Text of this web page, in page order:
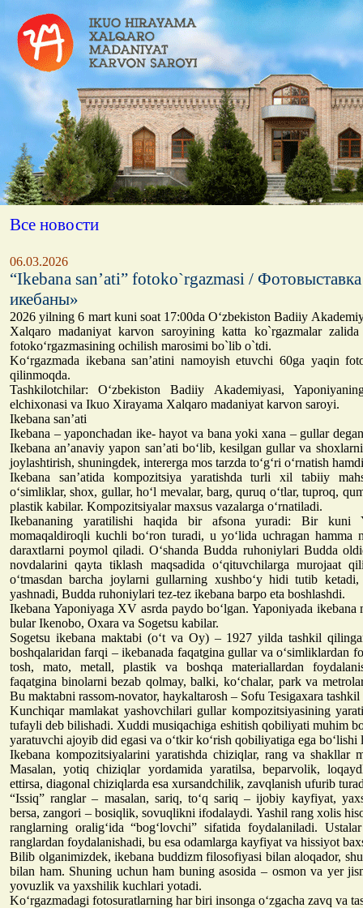
Все новости
06.03.2026
“Ikebana san’ati” fotoko`rgazmasi /
икебаны»
2026 yilning 6 mart kuni soat 17:00da O‘zbekiston Badiiy
Xalqaro madaniyat karvon saroyining katta ko`rgazmalar zalida
fotoko‘rgazmasining ochilish marosimi bo`lib o`tdi.
Ko‘rgazmada ikebana san’atini namoyish etuvchi 60ga yaqin
qilinmoqda.
Tashkilotchilar: O‘zbekiston Badiiy Akademiyasi,
elchixonasi va Ikuo Xirayama Xalqaro madaniyat karvon saroyi.
Ikebana san’ati
Ikebana – yaponchadan ike- hayot va bana yoki xana – gullar
Ikebana an’anaviy yapon san’ati bo‘lib, kesilgan gullar va
joylashtirish, shuningdek, intererga mos tarzda to‘g‘ri o‘rnatish
Ikebana san’atida kompozitsiya yaratishda turli xil tabiiy
o‘simliklar, shox, gullar, ho‘l mevalar, barg, quruq o‘tlar, tuproq,
plastik kabilar. Kompozitsiyalar maxsus vazalarga o‘rnatiladi.
Ikebananing yaratilishi haqida bir afsona yuradi: Bir kuni
momaqaldiroqli kuchli bo‘ron turadi, u yo‘lida uchragan hamma
daraxtlarni poymol qiladi. O‘shanda Budda ruhoniylari Budda
novdalarini qayta tiklash maqsadida o‘qituvchilarga murojaat
o‘tmasdan barcha joylarni gullarning xushbo‘y hidi tutib
yashnadi, Budda ruhoniylari tez-tez ikebana barpo eta boshlashdi.
Ikebana Yaponiyaga XV asrda paydo bo‘lgan. Yaponiyada ikebana
bular Ikenobo, Oxara va Sogetsu kabilar.
Sogetsu ikebana maktabi (o‘t va Oy) – 1927 yilda tashkil
boshqalaridan farqi – ikebanada faqatgina gullar va o‘simliklardan
tosh, mato, metall, plastik va boshqa materiallardan
faqatgina binolarni bezab qolmay, balki, ko‘chalar, park va
Bu maktabni rassom-novator, haykaltarosh – Sofu Tesigaxara
Kunchiqar mamlakat yashovchilari gullar kompozitsiyasining
tufayli deb bilishadi. Xuddi musiqachiga eshitish qobiliyati muhim
yaratuvchi ajoyib did egasi va o‘tkir ko‘rish qobiliyatiga ega bo‘lishi
Ikebana kompozitsiyalarini yaratishda chiziqlar, rang va shakllar
Masalan, yotiq chiziqlar yordamida yaratilsa, beparvolik,
ettirsa, diagonal chiziqlarda esa xursandchilik, zavqlanish ufurib
“Issiq” ranglar – masalan, sariq, to‘q sariq – ijobiy kayfiyat,
bersa, zangori – bosiqlik, sovuqlikni ifodalaydi. Yashil rang xolis
ranglarning oralig‘ida “bog‘lovchi” sifatida foydalaniladi.
ranglardan foydalanishadi, bu esa odamlarga kayfiyat va hissiyot
Bilib olganimizdek, ikebana buddizm filosofiyasi bilan aloqador,
bilan ham. Shuning uchun ham buning asosida – osmon va yer
yovuzlik va yaxshilik kuchlari yotadi.
Ko‘rgazmadagi fotosuratlarning har biri insonga o‘zgacha zavq va